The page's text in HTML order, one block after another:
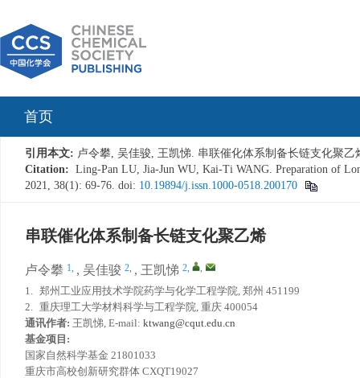
首页
引用本文: 卢令攀, 吴佳骏, 王凯悌. 串联催化体系制备长链支化聚
Citation: Ling-Pan LU, Jia-Jun WU, Kai-Ti WANG. Preparation of
2021, 38(1): 69-76. doi: 10.19894/j.issn.1000-0518.200170
串联催化体系制备长链支化聚乙烯
卢令攀 1, , 吴佳骏 2, , 王凯悌 2, ,
1. 郑州工业应用技术学院药学与化学工程学院, 郑州 451199
2. 重庆理工大学材料科学与工程学院, 重庆 400054
通讯作者: 王凯悌, E-mail: ktwang@cqut.edu.cn
基金项目:
国家自然科学基金 21801033
重庆市高校创新研究群体 CXQT19027